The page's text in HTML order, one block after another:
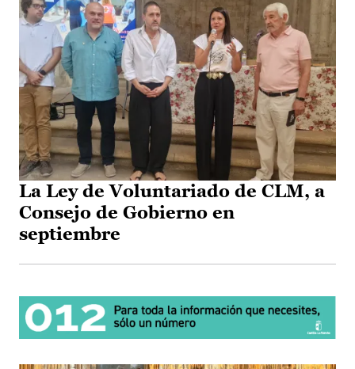
La Ley de Voluntariado de CLM, a
Consejo de Gobierno en
septiembre